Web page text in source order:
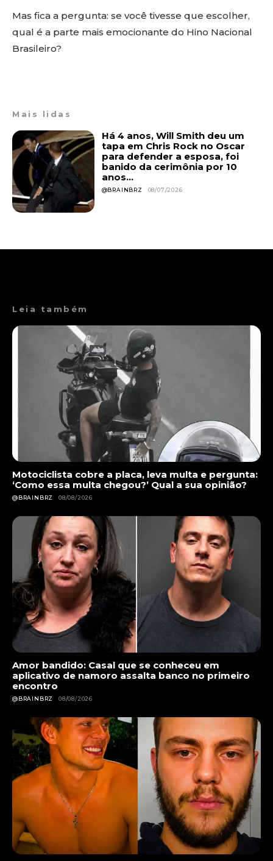
Mas fica a pergunta: se você tivesse que escolher,
qual é a parte mais emocionante do Hino Nacional
Brasileiro?
Mais lidas
Há 4 anos, Will Smith deu um
tapa em Chris Rock no Oscar
para defender a esposa, foi
banido da cerimônia por 10
anos...
@BRAINBRZ 08/07/2026
Leia também
Motociclista cobre a placa, leva multa e pergunta:
‘Como essa multa chegou?’ Qual a sua opinião?
@BRAINBRZ 08/08/2026
Amor bandido: Casal que se conheceu em
aplicativo de namoro assalta banco no primeiro
encontro
@BRAINBRZ 08/08/2026